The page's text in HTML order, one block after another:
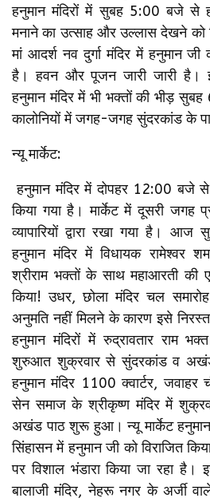
हनुमान मंदिरों में सुबह 5:00 बजे से
मनाने का उत्साह और उल्लास देखने को
मां आदर्श नव दुर्गा मंदिर में हनुमान जी
है। हवन और पूजन जारी जारी है।
हनुमान मंदिर में भी भक्तों की भीड़
कालोनियों में जगह-जगह सुंदरकांड के
न्यू मार्केट:
हनुमान मंदिर में दोपहर 12:00 बजे
किया गया है। मार्केट में दूसरी जगह
व्यापारियों द्वारा रखा गया है। आज
हनुमान मंदिर में विधायक रामेश्वर
श्रीराम भक्तों के साथ महाआरती की
किया! उधर, छोला मंदिर चल
अनुमति नहीं मिलने के कारण इसे
हनुमान मंदिरों में रुद्रावतार राम
शुरुआत शुक्रवार से सुंदरकांड व अखंड
हनुमान मंदिर 1100 क्वार्टर, जवाहर
सेन समाज के श्रीकृष्ण मंदिर में
अखंड पाठ शुरू हुआ। न्यू मार्केट
सिंहासन में हनुमान जी को विराजित
पर विशाल भंडारा किया जा रहा
बालाजी मंदिर, नेहरू नगर के अर्जी